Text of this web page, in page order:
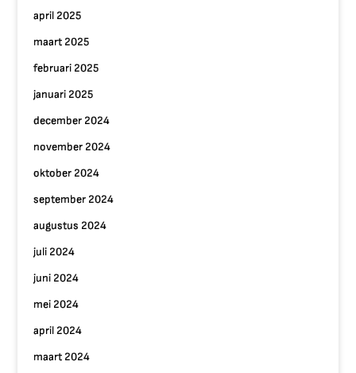
april 2025
maart 2025
februari 2025
januari 2025
december 2024
november 2024
oktober 2024
september 2024
augustus 2024
juli 2024
juni 2024
mei 2024
april 2024
maart 2024